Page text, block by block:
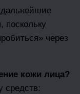
дальнейшие
поскольку
через
кожи лица?
средств: